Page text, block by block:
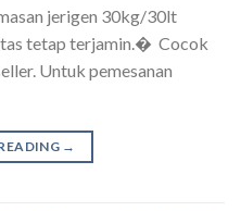
jerigen 30kg/30lt
tetap terjamin.� Cocok
Untuk pemesanan
→